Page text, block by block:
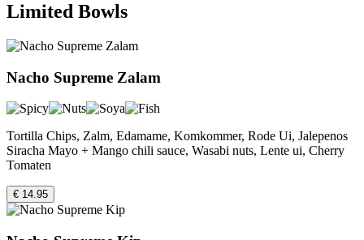
Limited Bowls
Nacho Supreme Zalam
Tortilla Chips, Zalm, Edamame, Komkommer, Rode Ui, Jalepenos
Siracha Mayo + Mango chili sauce, Wasabi nuts, Lente ui, Cherry
Tomaten
€ 14.95